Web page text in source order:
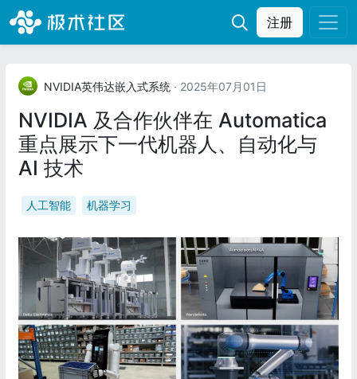
注册
NVIDIA英伟达嵌入式系统 · 2025年07月01日
NVIDIA 及合作伙伴在 Automatica
重点展示下一代机器人、自动化与
AI 技术
人工智能 机器学习